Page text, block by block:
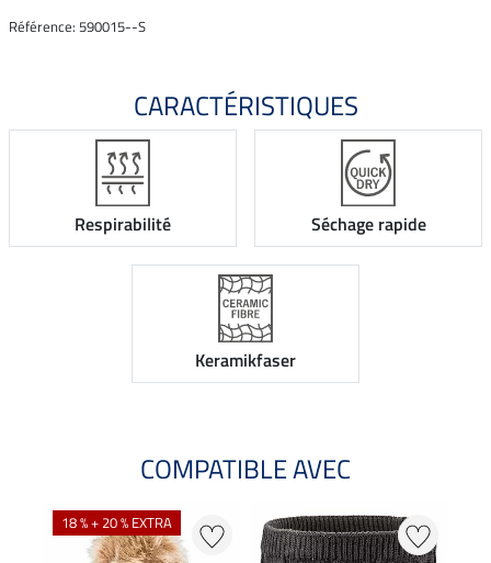
Référence: 590015--S
CARACTÉRISTIQUES
Respirabilité Séchage rapide
Keramikfaser
COMPATIBLE AVEC
18 % + 20 % EXTRA